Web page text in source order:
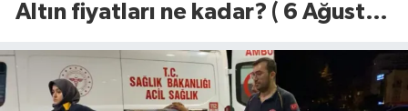
Altın fiyatları ne kadar? ( 6 Ağustos